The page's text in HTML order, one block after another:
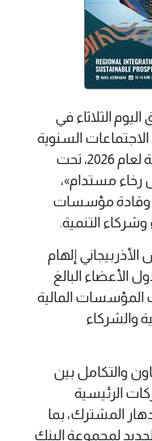
– تنطلق اليوم الثلاثاء في
الاجتماعات السنوية
لمجموعة البنك الإسلامي للتنمية لعام 2026، تحت
رخاء مستدام»،
وقادة مؤسسات
التنمية.
إلهام
الأعضاء البالغ
المؤسسات المالية
والشركاء
والتكامل بين
الرئيسية
المشترك، بما
لمجموعة البنك